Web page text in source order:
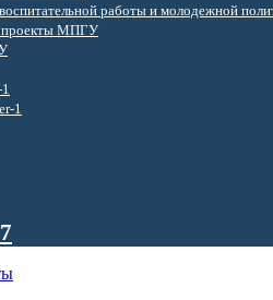
работы и молодежной
проекты МПГУ